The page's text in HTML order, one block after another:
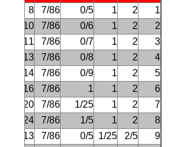
1
2
1
0/5
7/86
8
2
2
1
0/6
7/86
10
3
2
1
0/7
7/86
11
4
2
1
0/8
7/86
13
5
2
1
0/9
7/86
14
6
2
1
1
7/86
16
7
2
1
1/25
7/86
20
8
2
1
1/5
7/86
24
9
2/5
1/25
0/5
7/86
13